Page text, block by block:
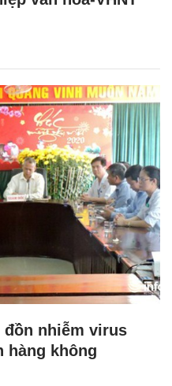
đồn nhiễm virus
hàng không